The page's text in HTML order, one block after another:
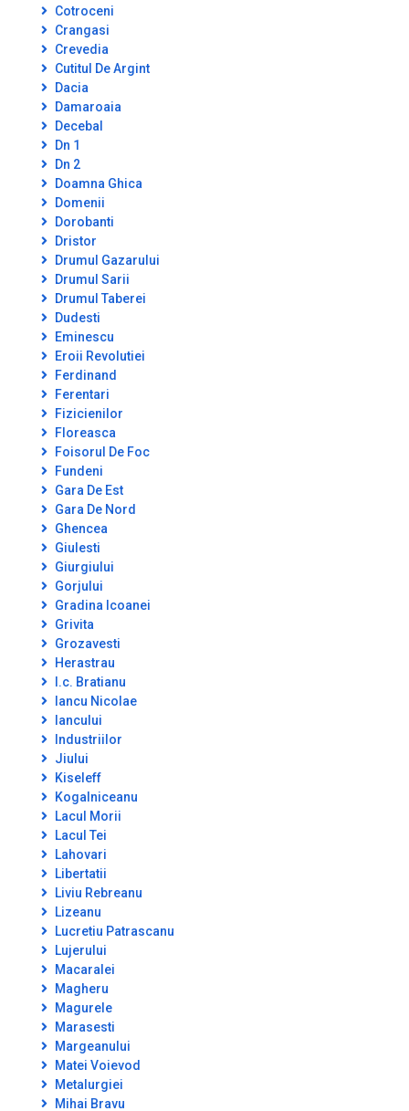
Cotroceni
Crangasi
Crevedia
Cutitul De Argint
Dacia
Damaroaia
Decebal
Dn 1
Dn 2
Doamna Ghica
Domenii
Dorobanti
Dristor
Drumul Gazarului
Drumul Sarii
Drumul Taberei
Dudesti
Eminescu
Eroii Revolutiei
Ferdinand
Ferentari
Fizicienilor
Floreasca
Foisorul De Foc
Fundeni
Gara De Est
Gara De Nord
Ghencea
Giulesti
Giurgiului
Gorjului
Gradina Icoanei
Grivita
Grozavesti
Herastrau
I.c. Bratianu
Iancu Nicolae
Iancului
Industriilor
Jiului
Kiseleff
Kogalniceanu
Lacul Morii
Lacul Tei
Lahovari
Libertatii
Liviu Rebreanu
Lizeanu
Lucretiu Patrascanu
Lujerului
Macaralei
Magheru
Magurele
Marasesti
Margeanului
Matei Voievod
Metalurgiei
Mihai Bravu